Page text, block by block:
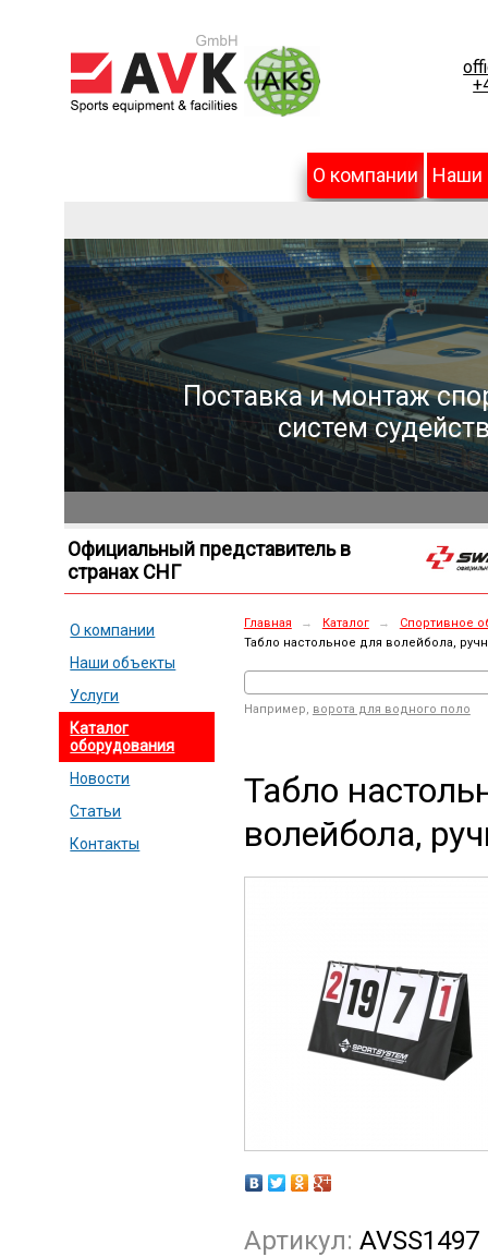
О компании Наши
Поставка и монтаж
систем
Официальный представитель в
странах СНГ
О компании
Наши объекты
Услуги
Каталог
оборудования
Новости
Статьи
Контакты
Главная → Каталог →
Спортивное
Табло настольное для волейбола,
Например, ворота для водного поло
Табло
волейбола,
Артикул: AVSS1497